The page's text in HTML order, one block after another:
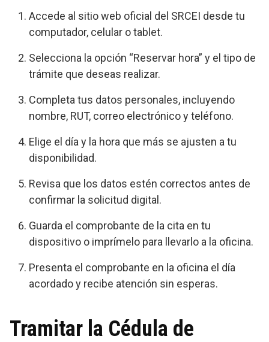
Accede al sitio web oficial del SRCEI desde tu
computador, celular o tablet.
Selecciona la opción “Reservar hora” y el tipo de
trámite que deseas realizar.
Completa tus datos personales, incluyendo
nombre, RUT, correo electrónico y teléfono.
Elige el día y la hora que más se ajusten a tu
disponibilidad.
Revisa que los datos estén correctos antes de
confirmar la solicitud digital.
Guarda el comprobante de la cita en tu
dispositivo o imprímelo para llevarlo a la oficina.
Presenta el comprobante en la oficina el día
acordado y recibe atención sin esperas.
Tramitar la Cédula de